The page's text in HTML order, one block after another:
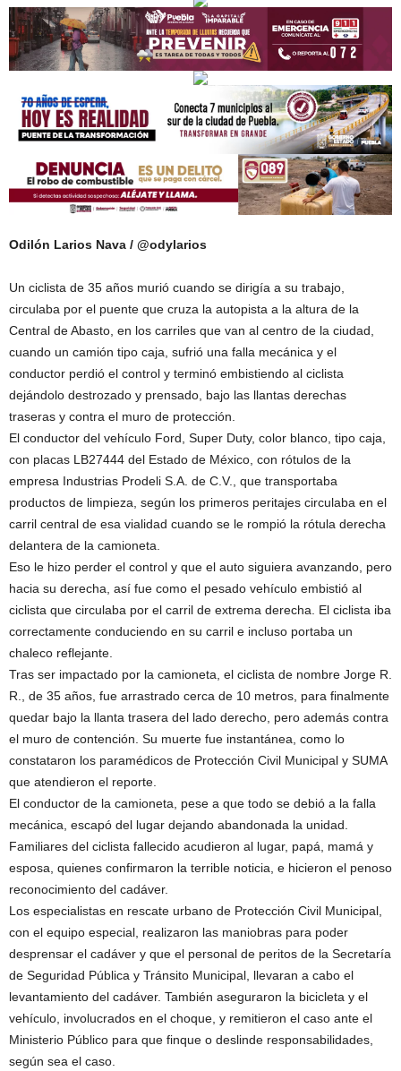
Odilón Larios Nava / @odylarios
Un ciclista de 35 años murió cuando se dirigía a su trabajo,
circulaba por el puente que cruza la autopista a la altura de la
Central de Abasto, en los carriles que van al centro de la ciudad,
cuando un camión tipo caja, sufrió una falla mecánica y el
conductor perdió el control y terminó embistiendo al ciclista
dejándolo destrozado y prensado, bajo las llantas derechas
traseras y contra el muro de protección.
El conductor del vehículo Ford, Super Duty, color blanco, tipo caja,
con placas LB27444 del Estado de México, con rótulos de la
empresa Industrias Prodeli S.A. de C.V., que transportaba
productos de limpieza, según los primeros peritajes circulaba en el
carril central de esa vialidad cuando se le rompió la rótula derecha
delantera de la camioneta.
Eso le hizo perder el control y que el auto siguiera avanzando, pero
hacia su derecha, así fue como el pesado vehículo embistió al
ciclista que circulaba por el carril de extrema derecha. El ciclista iba
correctamente conduciendo en su carril e incluso portaba un
chaleco reflejante.
Tras ser impactado por la camioneta, el ciclista de nombre Jorge R.
R., de 35 años, fue arrastrado cerca de 10 metros, para finalmente
quedar bajo la llanta trasera del lado derecho, pero además contra
el muro de contención. Su muerte fue instantánea, como lo
constataron los paramédicos de Protección Civil Municipal y SUMA
que atendieron el reporte.
El conductor de la camioneta, pese a que todo se debió a la falla
mecánica, escapó del lugar dejando abandonada la unidad.
Familiares del ciclista fallecido acudieron al lugar, papá, mamá y
esposa, quienes confirmaron la terrible noticia, e hicieron el penoso
reconocimiento del cadáver.
Los especialistas en rescate urbano de Protección Civil Municipal,
con el equipo especial, realizaron las maniobras para poder
desprensar el cadáver y que el personal de peritos de la Secretaría
de Seguridad Pública y Tránsito Municipal, llevaran a cabo el
levantamiento del cadáver. También aseguraron la bicicleta y el
vehículo, involucrados en el choque, y remitieron el caso ante el
Ministerio Público para que finque o deslinde responsabilidades,
según sea el caso.